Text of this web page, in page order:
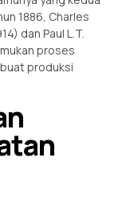
1886, Charles
dan Paul L.T.
proses
produksi